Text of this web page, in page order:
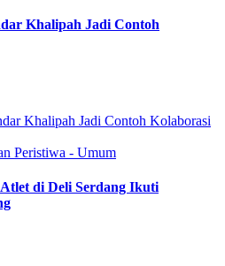
Khalipah Jadi Contoh
Peristiwa - Umum
di Deli Serdang Ikuti